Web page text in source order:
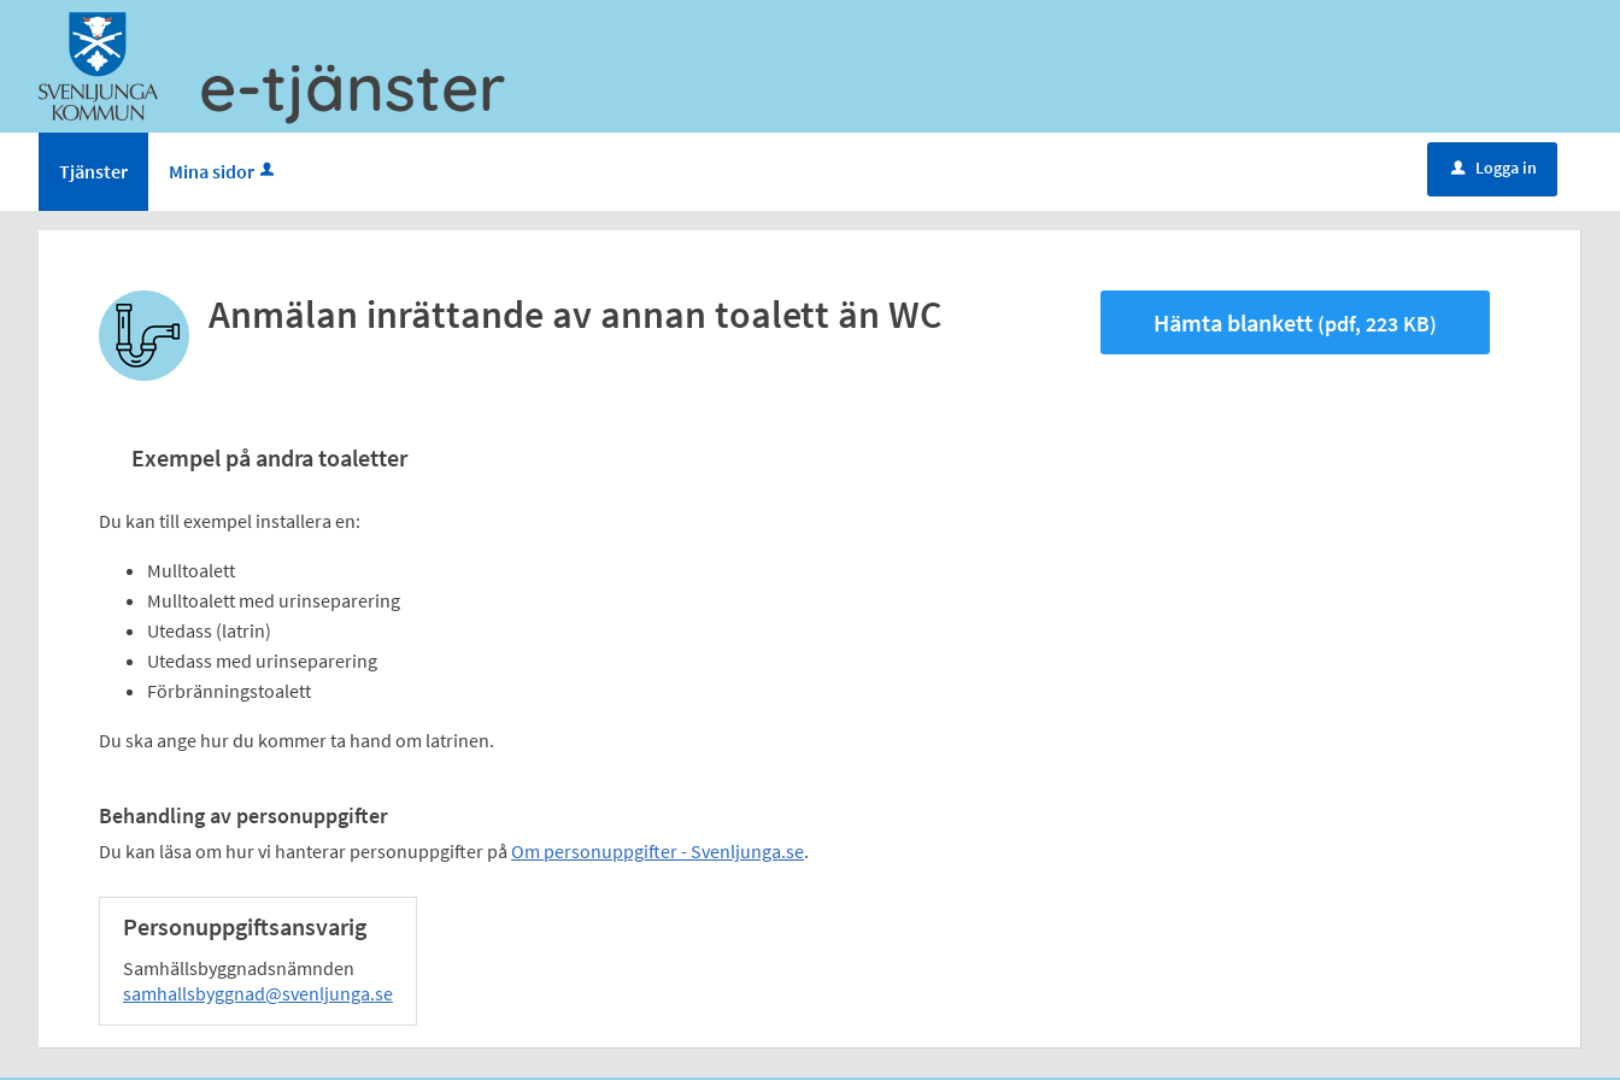
e-tjänster
Tjänster Mina sidor u Logga in
Anmälan inrättande av annan toalett än WC
Exempel på andra toaletter
Du kan till exempel installera en:
Mulltoalett
Mulltoalett med urinseparering
Utedass (latrin)
Utedass med urinseparering
Förbränningstoalett
Du ska ange hur du kommer ta hand om latrinen.
Behandling av personuppgifter
Du kan läsa om hur vi hanterar personuppgifter på Om personuppgifter - Svenljunga.se.
Personuppgiftsansvarig
Samhällsbyggnadsnämnden
samhallsbyggnad@svenljunga.se
Hämta blankett (pdf, 223 KB)